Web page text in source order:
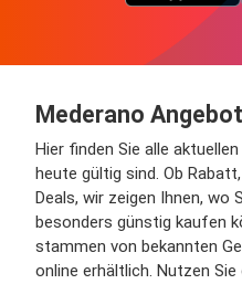
Mederano
Hier finden Sie alle
heute gültig sind. Ob
Deals, wir zeigen Ihnen, wo
besonders günstig kaufen
stammen von bekannten
online erhältlich. Nutzen